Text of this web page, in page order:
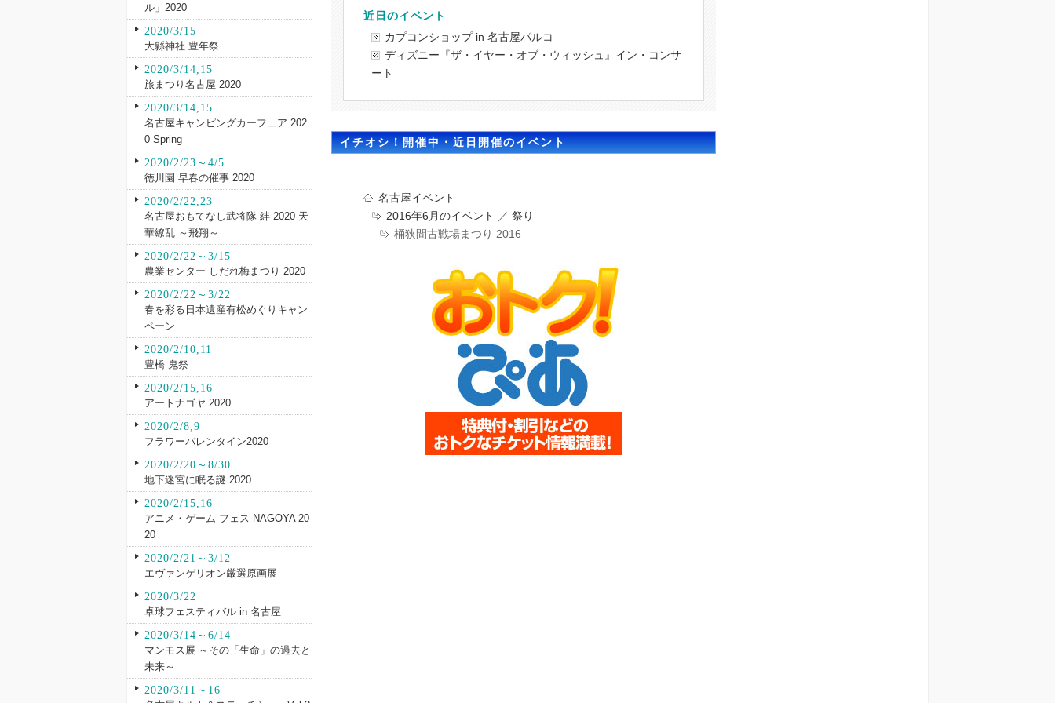
近日のイベント
カプコンショップ in 名古屋パルコ
ディズニー『ザ・イヤー・オブ・ウィッシュ』イン・コンサ
ート
イチオシ！開催中・近日開催のイベント
名古屋イベント
2016年6月のイベント
／ 祭り
桶狭間古戦場まつり 2016
ル」2020
2020/3/15
大縣神社 豊年祭
2020/3/14,15
旅まつり名古屋 2020
2020/3/14,15
名古屋キャンピングカーフェア 202
0 Spring
2020/2/23～4/5
徳川園 早春の催事 2020
2020/2/22,23
名古屋おもてなし武将隊 絆 2020 天
華繚乱 ～飛翔～
2020/2/22～3/15
農業センター しだれ梅まつり 2020
2020/2/22～3/22
春を彩る日本遺産有松めぐりキャン
ペーン
2020/2/10,11
豊橋 鬼祭
2020/2/15,16
アートナゴヤ 2020
2020/2/8,9
フラワーバレンタイン2020
2020/2/20～8/30
地下迷宮に眠る謎 2020
2020/2/15,16
アニメ・ゲーム フェス NAGOYA 20
20
2020/2/21～3/12
エヴァンゲリオン厳選原画展
2020/3/22
卓球フェスティバル in 名古屋
2020/3/14～6/14
マンモス展 ～その「生命」の過去と
未来～
2020/3/11～16